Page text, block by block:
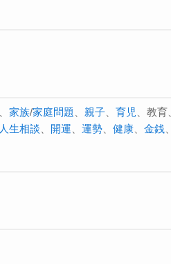
家族/家庭問題 親子 育児 、教育
人生相談 開運 運勢 健康 金銭